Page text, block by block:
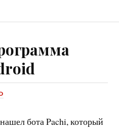
бота Pachi, который